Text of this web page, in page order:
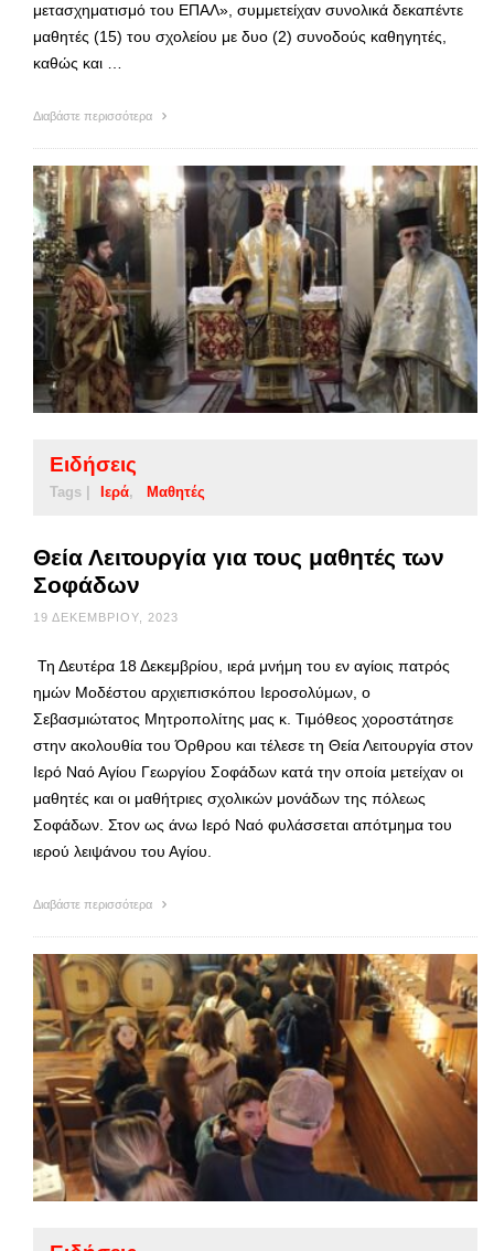
μετασχηματισμό του ΕΠΑΛ», συμμετείχαν συνολικά δεκαπέντε
μαθητές (15) του σχολείου με δυο (2) συνοδούς καθηγητές,
καθώς και …
Διαβάστε περισσότερα
Ειδήσεις
Tags | Ιερά Μαθητές
Θεία Λειτουργία για τους μαθητές των
Σοφάδων
19 ΔΕΚΕΜΒΡΊΟΥ, 2023
Τη Δευτέρα 18 Δεκεμβρίου, ιερά μνήμη του εν αγίοις πατρός
ημών Μοδέστου αρχιεπισκόπου Ιεροσολύμων, ο
Σεβασμιώτατος Μητροπολίτης μας κ. Τιμόθεος χοροστάτησε
στην ακολουθία του Όρθρου και τέλεσε τη Θεία Λειτουργία στον
Ιερό Ναό Αγίου Γεωργίου Σοφάδων κατά την οποία μετείχαν οι
μαθητές και οι μαθήτριες σχολικών μονάδων της πόλεως
Σοφάδων. Στον ως άνω Ιερό Ναό φυλάσσεται απότμημα του
ιερού λειψάνου του Αγίου.
Διαβάστε περισσότερα